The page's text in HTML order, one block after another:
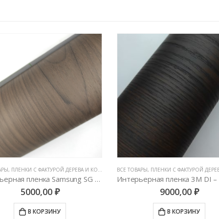
, ПЛЕНКИ С ФАКТУРОЙ ДЕРЕВА И КОЖИ ЦВЕТНЫЕ ВИНИЛОВЫЕ ПЛЕНКИ
Интерьерная пленка Samsung SG 5507
5000,00 ₽
В КОРЗИНУ
ВСЕ ТОВАРЫ, ПЛЕНКИ С ФАКТУРОЙ
9000,00 ₽
В КОРЗИНУ